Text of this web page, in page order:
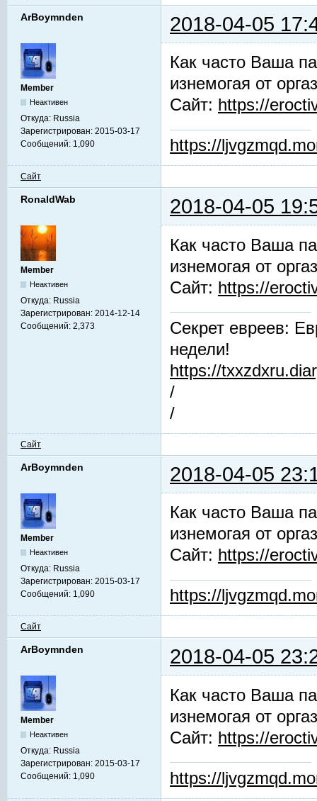
ArBoymnden 2018-04-05
Member
Неактивен
Откуда: Russia
Зарегистрирован: 2015-03-17
Сообщений: 1,090
Как часто Ваша
изнемогая от
Сайт: https://
https://
Сайт
RonaldWab 2018-04-05
Member
Неактивен
Откуда: Russia
Зарегистрирован: 2014-12-14
Сообщений: 2,373
Как часто Ваша
изнемогая от
Сайт: https://
Секрет евреев:
недели!
https://
/
/
Сайт
ArBoymnden 2018-04-05
Member
Неактивен
Откуда: Russia
Зарегистрирован: 2015-03-17
Сообщений: 1,090
Как часто Ваша
изнемогая от
Сайт: https://
https://
Сайт
ArBoymnden 2018-04-05
Member
Неактивен
Откуда: Russia
Зарегистрирован: 2015-03-17
Сообщений: 1,090
Как часто Ваша
изнемогая от
Сайт: https://
https://